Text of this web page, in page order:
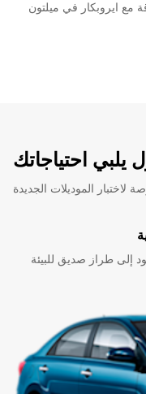
مع ايروبكار في ميلتون
يلبي احتياجاتك
لاختبار الموديلات الجديدة
إلى طراز صديق للبيئة